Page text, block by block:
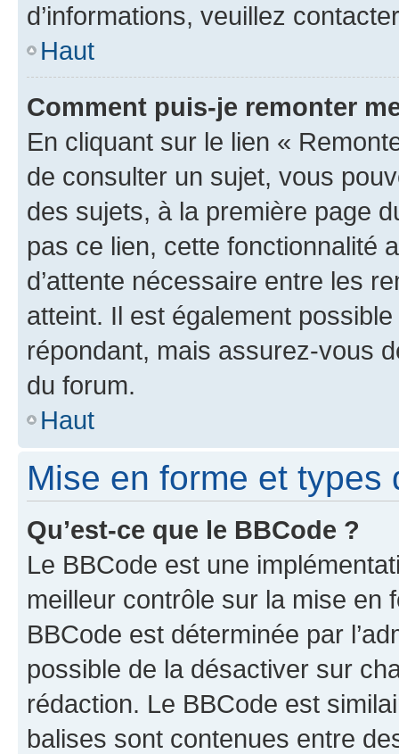
d’informations, veuillez
Haut
Comment puis-je remonter
En cliquant sur le lien «
de consulter un sujet, vous
des sujets, à la première page
pas ce lien, cette fonctionnalité
d’attente nécessaire entre les
atteint. Il est également
répondant, mais assurez-vous
du forum.
Haut
Mise en forme et types
Qu’est-ce que le BBCode ?
Le BBCode est une
meilleur contrôle sur la mise en
BBCode est déterminée par
possible de la désactiver sur
rédaction. Le BBCode est
balises sont contenues entre